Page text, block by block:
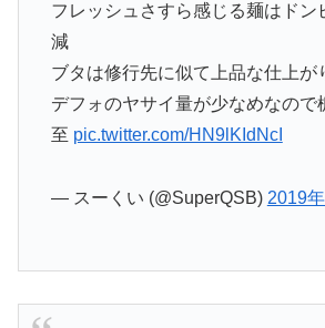
フレッシュさすら感じる麺はドン
減
ブタは修行先に似て上品な仕上が
デフォのヤサイ量が少なめなので
至 pic.twitter.com/HN9lKIdNcI
— スーくい (@SuperQSB) 2019